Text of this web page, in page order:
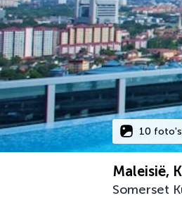
10 foto's
Maleisië,
Somerset